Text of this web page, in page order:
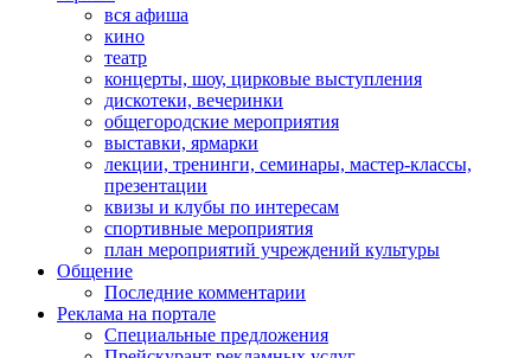
вся афиша
кино
театр
концерты, шоу, цирковые выступления
дискотеки, вечеринки
общегородские мероприятия
выставки, ярмарки
лекции, тренинги, семинары, мастер-классы,
презентации
квизы и клубы по интересам
спортивные мероприятия
план мероприятий учреждений культуры
Общение
Последние комментарии
Реклама на портале
Специальные предложения